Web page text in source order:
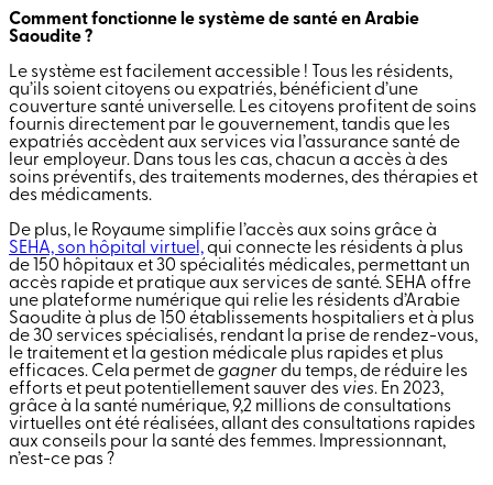
Comment fonctionne le système de santé en Arabie
Saoudite ?
Le système est facilement accessible ! Tous les résidents,
qu’ils soient citoyens ou expatriés, bénéficient d’une
couverture santé universelle. Les citoyens profitent de soins
fournis directement par le gouvernement, tandis que les
expatriés accèdent aux services via l’assurance santé de
leur employeur. Dans tous les cas, chacun a accès à des
soins préventifs, des traitements modernes, des thérapies et
des médicaments.
De plus, le Royaume simplifie l’accès aux soins grâce à
SEHA, son hôpital virtuel,qui connecte les résidents à plus
de 150 hôpitaux et 30 spécialités médicales, permettant un
accès rapide et pratique aux services de santé. SEHA offre
une plateforme numérique qui relie les résidents d’Arabie
Saoudite à plus de 150 établissements hospitaliers et à plus
de 30 services spécialisés, rendant la prise de rendez-vous,
le traitement et la gestion médicale plus rapides et plus
efficaces. Cela permet degagnerdu temps, de réduire les
efforts et peut potentiellement sauver des vies. En 2023,
grâce à la santé numérique, 9,2 millions de consultations
virtuelles ont été réalisées, allant des consultations rapides
aux conseils pour la santé des femmes. Impressionnant,
n’est-ce pas ?